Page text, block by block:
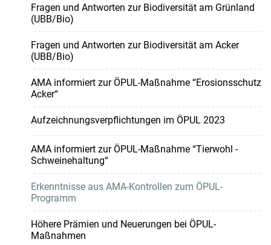
Fragen und Antworten zur Biodiversität am Grünland
(UBB/Bio)
Fragen und Antworten zur Biodiversität am Acker
(UBB/Bio)
AMA informiert zur ÖPUL-Maßnahme “Erosionsschutz
Acker“
Aufzeichnungsverpflichtungen im ÖPUL 2023
AMA informiert zur ÖPUL-Maßnahme “Tierwohl -
Schweinehaltung“
Erkenntnisse aus AMA-Kontrollen zum ÖPUL-
Programm
Höhere Prämien und Neuerungen bei ÖPUL-
Maßnahmen